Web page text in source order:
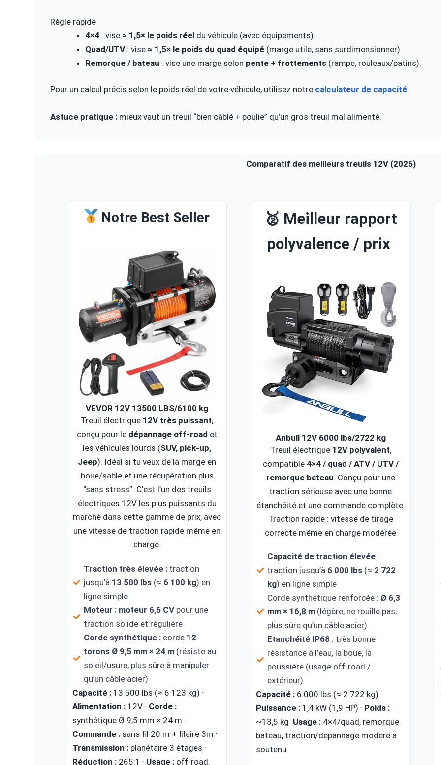
Règle rapide
4×4 : vise ≈ 1,5× le poids réel du véhicule (avec équipements).
Quad/UTV : vise ≈ 1,5× le poids du quad équipé (marge utile, sans surdimensionner).
Remorque / bateau : vise une marge selon pente + frottements (rampe, rouleaux/patins).
Pour un calcul précis selon le poids réel de votre véhicule, utilisez notre calculateur de capacité.
Astuce pratique : mieux vaut un treuil “bien câblé + poulie” qu’un gros treuil mal alimenté.
Comparatif des meilleurs treuils 12V (2026)
Notre Best Seller
VEVOR 12V 13500 LBS/6100 kg
Treuil électrique 12V très puissant,
conçu pour le dépannage off-road et
les véhicules lourds (SUV, pick-up,
Jeep). Idéal si tu veux de la marge en
boue/sable et une récupération plus
“sans stress”. C’est l’un des treuils
électriques 12V les plus puissants du
marché dans cette gamme de prix, avec
une vitesse de traction rapide même en
charge.
Traction très élevée : traction
jusqu’à 13 500 lbs(≈ 6 100 kg) en
ligne simple
Moteur : moteur 6,6 CVpour une
traction solide et régulière
Corde synthétique :corde 12
torons Ø 9,5 mm × 24 m(résiste au
soleil/usure, plus sûre à manipuler
qu’un câble acier)
Capacité : 13 500 lbs (≈ 6 123 kg) ·
Alimentation : 12V · Corde :
synthétique Ø 9,5 mm × 24 m ·
Commande : sans fil 20 m + filaire 3m ·
Transmission : planétaire 3 étages ·
Réduction : 265:1 · Usage : off-road,
🥈 Meilleur rapport
polyvalence / prix
Anbull 12V 6000 lbs/2722 kg
Treuil électrique 12V polyvalent,
compatible 4×4 / quad / ATV / UTV /
remorque bateau. Conçu pour une
traction sérieuse avec une bonne
étanchéité et une commande complète.
Traction rapide : vitesse de tirage
correcte même en charge modérée
Capacité de traction élevée:
traction jusqu’à 6 000 lbs(≈ 2 722
kg) en ligne simple
Corde synthétique renforcée : Ø 6,3
mm × 16,8 m(légère, ne rouille pas,
plus sûre qu’un câble acier)
Etanchéité IP68 : très bonne
résistance à l’eau, la boue, la
poussière (usage off-road /
extérieur)
Capacité : 6 000 lbs (≈ 2 722 kg) ·
Puissance : 1,4 kW (1,9 HP) · Poids :
~13,5 kg Usage : 4×4/quad, remorque
bateau, traction/dépannage modéré à
soutenu